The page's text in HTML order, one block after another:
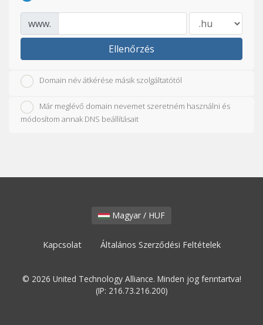
www.
Ellenőrzés
Domain név átkérése másik szolgáltatótól
Már meglévő domain nevemet szeretném használni és
módosítom annak DNS beállításait
Magyar / HUF
Kapcsolat Általános Szerződési Feltételek
© 2026 United Technology Alliance. Minden jog fenntartva!
(IP: 216.73.216.200)